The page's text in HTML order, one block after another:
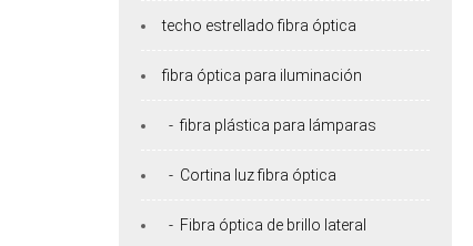
techo estrellado fibra óptica
fibra óptica para iluminación
- fibra plástica para lámparas
- Cortina luz fibra óptica
- Fibra óptica de brillo lateral